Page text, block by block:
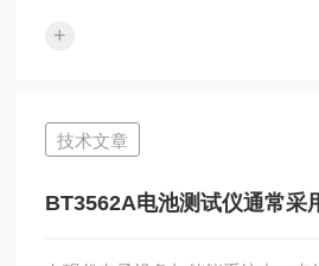
池测试系统、安规测试仪等，广泛
日本东京成立，初期专注无线电电
产，契合战后日本电子工业复苏需
水电子工业株式会社，明确电源与
年：总部迁至川...
+
技术文章
BT3562A电池测试仪通常采